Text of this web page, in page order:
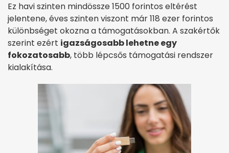
Ez havi szinten mindössze 1500 forintos eltérést
jelentene, éves szinten viszont már 118 ezer forintos
különbséget okozna a támogatásokban. A szakértők
szerint ezért igazságosabb lehetne egy
fokozatosabb, több lépcsős támogatási rendszer
kialakítása.